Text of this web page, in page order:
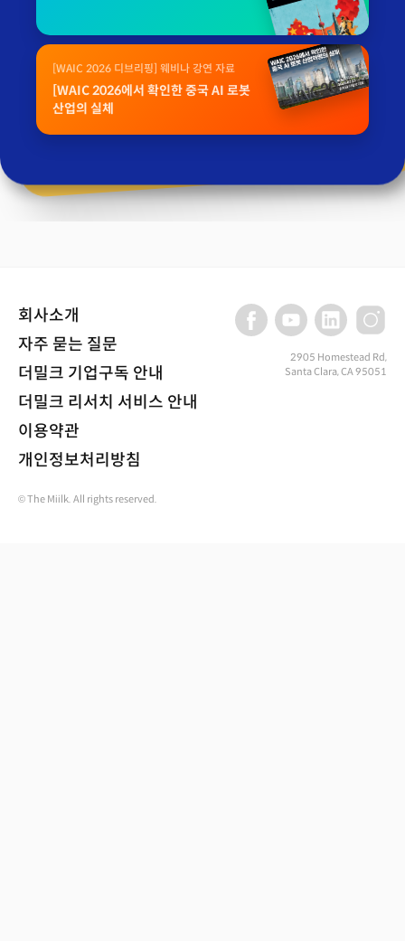
[WAIC 2026 디브리핑] 웨비나 강연 자료
[WAIC 2026에서 확인한 중국 AI 로봇
산업의 실체
회사소개
자주 묻는 질문
더밀크 기업구독 안내
더밀크 리서치 서비스 안내
이용약관
개인정보처리방침
2905 Homestead Rd,
Santa Clara, CA 95051
© The Miilk. All rights reserved.